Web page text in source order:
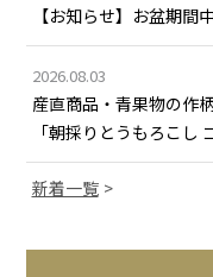
【お知らせ】お盆期
2026.08.03
産直商品・青果物の作
「朝採りとうもろこし
新着一覧